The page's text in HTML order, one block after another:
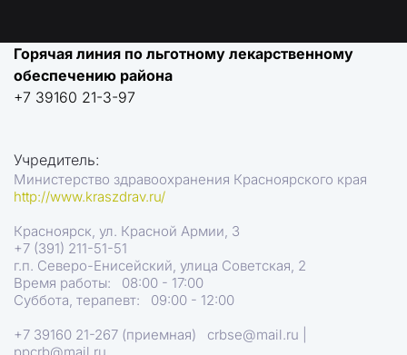
Горячая линия по льготному лекарственному
обеспечению района
+7 39160 21-3-97
Учредитель:
Министерство здравоохранения Красноярского края
http://www.kraszdrav.ru/
Красноярск, ул. Красной Армии, 3
+7 (391) 211-51-51
г.п. Северо-Енисейский, улица Советская, 2
Время работы:   08:00 - 17:00
Суббота, терапевт:   09:00 - 12:00
+7 39160 21-267 (приемная)   crbse@mail.ru |